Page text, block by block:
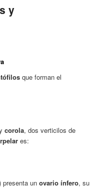
y
que forman el
corola, dos verticilos de
es:
presenta un ovario ínfero, su